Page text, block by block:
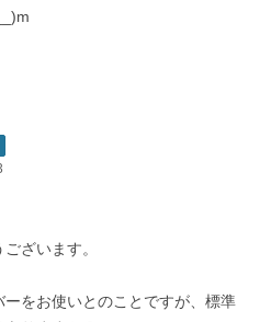
ざいます。
をお使いとのことですが、標準